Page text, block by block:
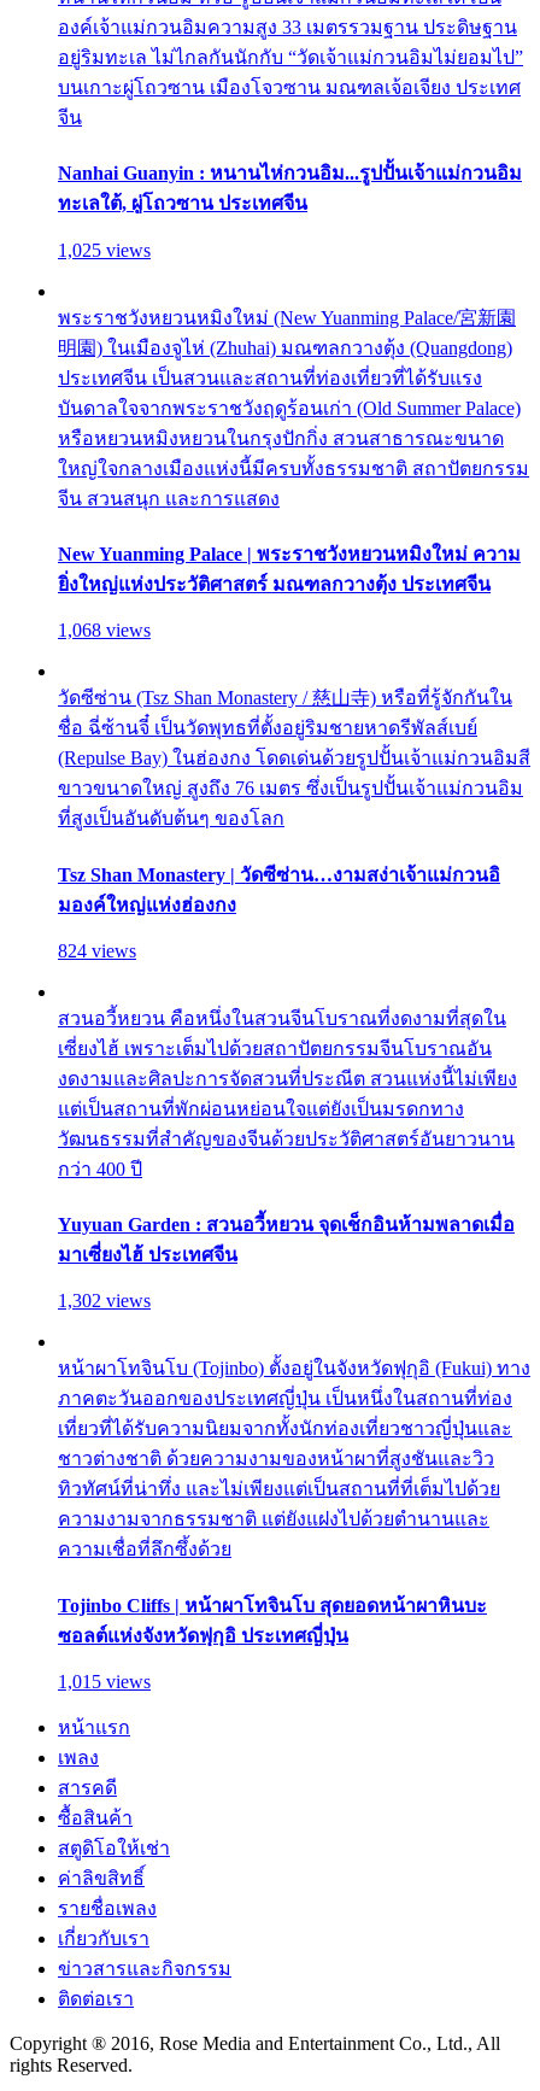
องค์เจ้าแม่กวนอิมความสูง 33 เมตรรวมฐาน ประดิษฐาน
อยู่ริมทะเล ไม่ไกลกันนักกับ “วัดเจ้าแม่กวนอิมไม่ยอมไป”
บนเกาะผู่โถวซาน เมืองโจวซาน มณฑลเจ้อเจียง ประเทศ
จีน
Nanhai Guanyin : หนานไห่กวนอิม...รูปปั้นเจ้าแม่กวนอิม
ทะเลใต้, ผู่โถวซาน ประเทศจีน
1,025 views
พระราชวังหยวนหมิงใหม่ (New Yuanming Palace/宮新園
明園) ในเมืองจูไห่ (Zhuhai) มณฑลกวางตุ้ง (Quangdong)
ประเทศจีน เป็นสวนและสถานที่ท่องเที่ยวที่ได้รับแรง
บันดาลใจจากพระราชวังฤดูร้อนเก่า (Old Summer Palace)
หรือหยวนหมิงหยวนในกรุงปักกิ่ง สวนสาธารณะขนาด
ใหญ่ใจกลางเมืองแห่งนี้มีครบทั้งธรรมชาติ สถาปัตยกรรม
จีน สวนสนุก และการแสดง
New Yuanming Palace | พระราชวังหยวนหมิงใหม่ ความ
ยิ่งใหญ่แห่งประวัติศาสตร์ มณฑลกวางตุ้ง ประเทศจีน
1,068 views
วัดซีซ่าน (Tsz Shan Monastery / 慈山寺) หรือที่รู้จักกันใน
ชื่อ ฉี่ซ้านจี๋ เป็นวัดพุทธที่ตั้งอยู่ริมชายหาดรีพัลส์เบย์
(Repulse Bay) ในฮ่องกง โดดเด่นด้วยรูปปั้นเจ้าแม่กวนอิมสี
ขาวขนาดใหญ่ สูงถึง 76 เมตร ซึ่งเป็นรูปปั้นเจ้าแม่กวนอิม
ที่สูงเป็นอันดับต้นๆ ของโลก
Tsz Shan Monastery | วัดซีซ่าน…งามสง่าเจ้าแม่กวนอิ
มองค์ใหญ่แห่งฮ่องกง
824 views
สวนอวี้หยวน คือหนึ่งในสวนจีนโบราณที่งดงามที่สุดใน
เซี่ยงไฮ้ เพราะเต็มไปด้วยสถาปัตยกรรมจีนโบราณอัน
งดงามและศิลปะการจัดสวนที่ประณีต สวนแห่งนี้ไม่เพียง
แต่เป็นสถานที่พักผ่อนหย่อนใจแต่ยังเป็นมรดกทาง
วัฒนธรรมที่สำคัญของจีนด้วยประวัติศาสตร์อันยาวนาน
กว่า 400 ปี
Yuyuan Garden : สวนอวี้หยวน จุดเช็กอินห้ามพลาดเมื่อ
มาเซี่ยงไฮ้ ประเทศจีน
1,302 views
หน้าผาโทจินโบ (Tojinbo) ตั้งอยู่ในจังหวัดฟุกุอิ (Fukui) ทาง
ภาคตะวันออกของประเทศญี่ปุ่น เป็นหนึ่งในสถานที่ท่อง
เที่ยวที่ได้รับความนิยมจากทั้งนักท่องเที่ยวชาวญี่ปุ่นและ
ชาวต่างชาติ ด้วยความงามของหน้าผาที่สูงชันและวิว
ทิวทัศน์ที่น่าทึ่ง และไม่เพียงแต่เป็นสถานที่ที่เต็มไปด้วย
ความงามจากธรรมชาติ แต่ยังแฝงไปด้วยตำนานและ
ความเชื่อที่ลึกซึ้งด้วย
Tojinbo Cliffs | หน้าผาโทจินโบ สุดยอดหน้าผาหินบะ
ซอลต์แห่งจังหวัดฟุกุอิ ประเทศญี่ปุ่น
1,015 views
หน้าแรก
เพลง
สารคดี
ซื้อสินค้า
สตูดิโอให้เช่า
ค่าลิขสิทธิ์
รายชื่อเพลง
เกี่ยวกับเรา
ข่าวสารและกิจกรรม
ติดต่อเรา
Copyright ® 2016, Rose Media and Entertainment Co., Ltd., All
rights Reserved.